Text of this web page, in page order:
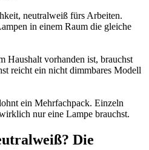
neutralweiß fürs Arbeiten.
in einem Raum die gleiche
Haushalt vorhanden ist, brauchst
reicht ein nicht dimmbares Modell
ein Mehrfachpack. Einzeln
nur eine Lampe brauchst.
Die